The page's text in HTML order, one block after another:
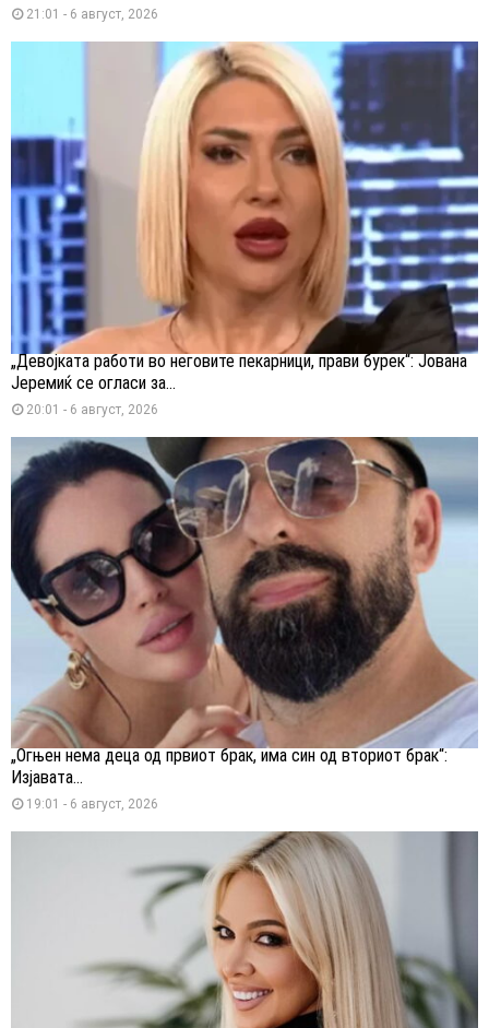
21:01 - 6 август, 2026
„Девојката работи во неговите пекарници, прави бурек“: Јована
Јеремиќ се огласи за...
20:01 - 6 август, 2026
„Огњен нема деца од првиот брак, има син од вториот брак“:
Изјавата...
19:01 - 6 август, 2026